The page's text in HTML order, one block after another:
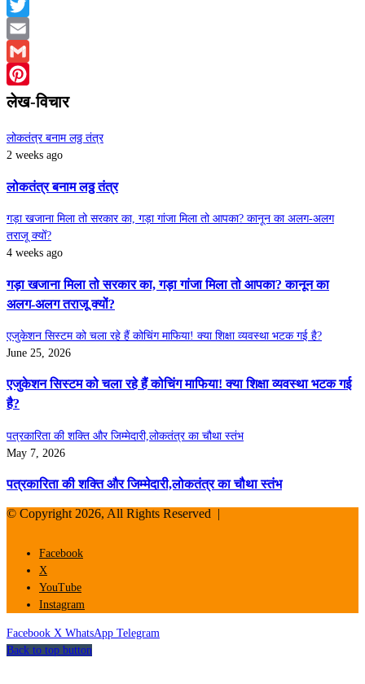
Facebook
Twitter
Email
Gmail
Pinterest
लेख-विचार
लोकतंत्र बनाम लठ्ठ तंत्र
2 weeks ago
लोकतंत्र बनाम लठ्ठ तंत्र
गड़ा खजाना मिला तो सरकार का, गड़ा गांजा मिला तो आपका? कानून का अलग-अलग
तराजू क्यों?
4 weeks ago
गड़ा खजाना मिला तो सरकार का, गड़ा गांजा मिला तो आपका? कानून का
अलग-अलग तराजू क्यों?
एजुकेशन सिस्टम को चला रहे हैं कोचिंग माफिया! क्या शिक्षा व्यवस्था भटक गई है?
June 25, 2026
एजुकेशन सिस्टम को चला रहे हैं कोचिंग माफिया! क्या शिक्षा व्यवस्था भटक गई
है?
पत्रकारिता की शक्ति और जिम्मेदारी,लोकतंत्र का चौथा स्तंभ
May 7, 2026
पत्रकारिता की शक्ति और जिम्मेदारी,लोकतंत्र का चौथा स्तंभ
© Copyright 2026, All Rights Reserved |
Facebook
X
YouTube
Instagram
Facebook X WhatsApp Telegram
Back to top button